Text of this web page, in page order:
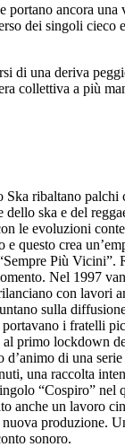
portano ancora
dei singoli
di una deriva
collettiva a più
ribaltano
ska e del
le evoluzioni
questo crea
Più Vicini”.
Nel 1997
con lavori
sulla
i fratelli
primo lockdown
di una
una raccolta
“Cospiro” nel
anche un lavoro
nuova produzione.
sonoro.